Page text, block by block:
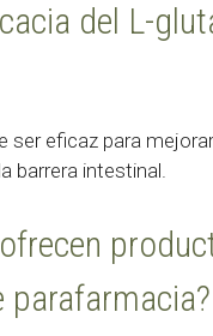
del L-
ser eficaz para
barrera intestinal.
parafarmacia?